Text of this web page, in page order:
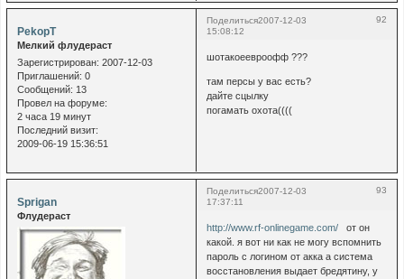
Поделиться 92
2007-12-03
15:08:12
PekopT
Мелкий флудераст
Зарегистрирован: 2007-12-03
Приглашений: 0
Сообщений: 13
Провел на форуме:
2 часа 19 минут
Последний визит:
2009-06-19 15:36:51
шотакоеевроофф ???
там персы у вас есть?
дайте сцылку
погамать охота((((
Поделиться 93
2007-12-03
17:37:11
Sprigan
Флудераст
http://www.rf-onlinegame.com/от он
какой. я вот ни как не могу вспомнить
пароль с логином от акка а система
восстановления выдает бредятину, у